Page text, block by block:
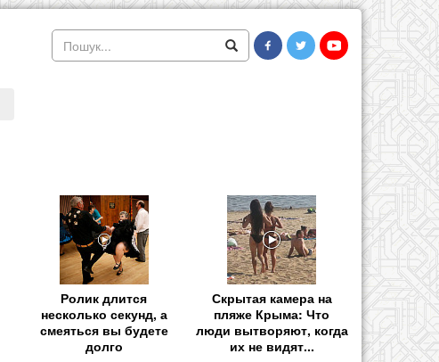
Ролик длится
несколько секунд, а
смеяться вы будете
долго
Скрытая камера на
пляже Крыма: Что
люди вытворяют, когда
их не видят...